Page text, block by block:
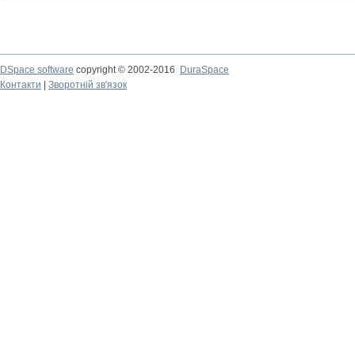
DSpace software copyright © 2002-2016
DuraSpace
Контакти
Зворотній зв'язок